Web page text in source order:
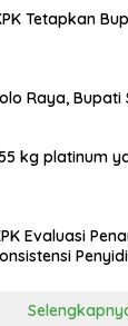
Tetapkan
Raya,
kg platinum
Evaluasi